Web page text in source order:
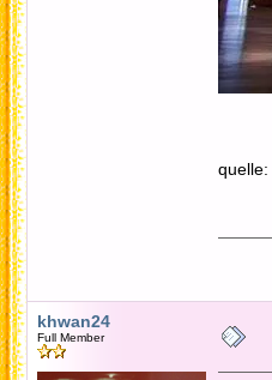
quelle:
khwan24
Full Member